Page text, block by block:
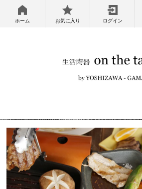
ホーム お気に入り ログイン